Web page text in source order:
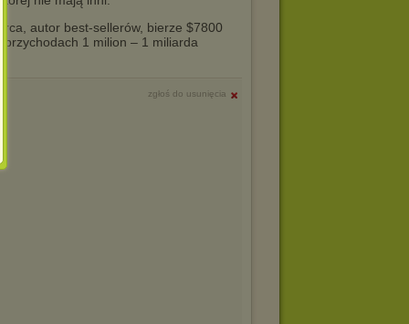
autor best-sellerów, bierze $7800
1 milion – 1 miliarda
zgłoś do usunięcia